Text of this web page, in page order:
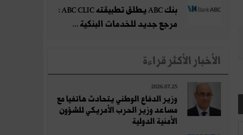
بنك ABC يطلق تطبيقته ABC CLIC :
مرجع جديد للخدمات البنكية ...
الأخبار الأكثر قراءة
2026.07.25
وزير الدفاع الوطني يتحادث هاتفيا مع
مساعد وزير الحرب الأمريكي للشؤون
الأمنية الدولية